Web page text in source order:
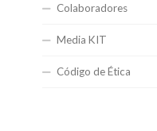
Colaboradores
Media KIT
Código de Ética